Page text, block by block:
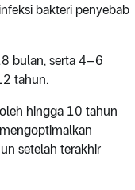
bakteri penyebab
bulan, serta 4–6
tahun.
hingga 10 tahun
setelah terakhir